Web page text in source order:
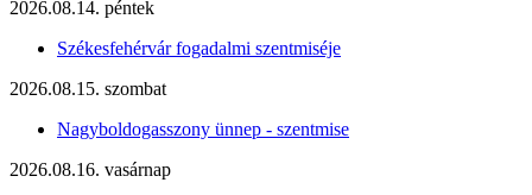
2026.08.14. péntek
Székesfehérvár fogadalmi szentmiséje
2026.08.15. szombat
Nagyboldogasszony ünnep - szentmise
2026.08.16. vasárnap